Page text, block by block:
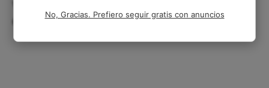
espiritual?
No, Gracias. Prefiero seguir gratis con anuncios